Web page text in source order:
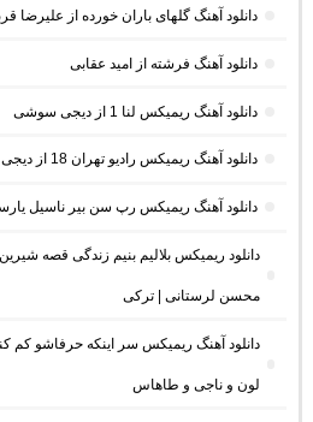
دانلود آهنگ گلهای باران خورده از علیرضا
دانلود آهنگ فرشته از امید عقابی
دانلود آهنگ ریمیکس لنا 1 از دیجی سوشی
دانلود آهنگ ریمیکس رادیو تهران 18 از دیجی ای فر (ریمیکس طولانی خفن)
دانلود آهنگ ریمیکس رپ سن بیر ناسیل
دانلود ریمیکس بلالیم بنیم زندگی قصه
محسن لرستانی | ترکی
دانلود آهنگ ریمیکس سر اینکه حرفاشو
لون و ناجی و طاهاس